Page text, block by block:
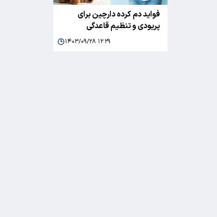
فواید دم کرده دارچین برای
پریودی و تنظیم قاعدگی
۱۴۰۳/۰۹/۲۸ ۱۲:۲۹